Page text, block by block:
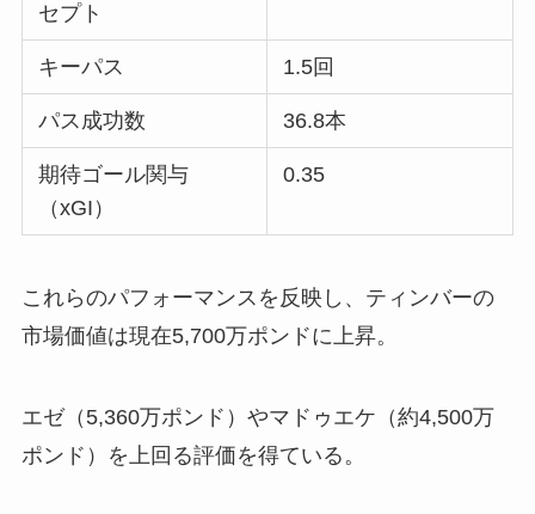
セプト
キーパス 1.5回
パス成功数 36.8本
期待ゴール関与
（xGI）
0.35
これらのパフォーマンスを反映し、ティンバーの
市場価値は現在5,700万ポンドに上昇。
エゼ（5,360万ポンド）やマドゥエケ（約4,500万
ポンド）を上回る評価を得ている。